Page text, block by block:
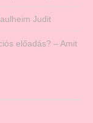
Judit
előadás? – Amit